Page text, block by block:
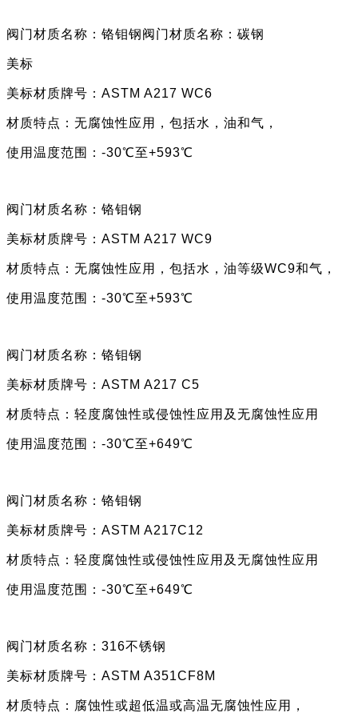
阀门材质名称：铬钼钢阀门材质名称： 碳钢
美标
美标材质牌号： ASTM A217 WC6
材质特点： 无腐蚀性应用，包括水，油和气，
使用 温度范围： -30℃至+593℃
阀门材质名称：铬钼钢
美标材质牌号： ASTM A217 WC9
材质特点： 无腐蚀性应用，包括水，油等级WC9和气，
使用 温度范围： -30℃至+593℃
阀门材质名称：铬钼钢
美标材质牌号： ASTM A217 C5
材质特点： 轻度腐蚀性或侵蚀性应用及无腐蚀性应用
使用 温度范围： -30℃至+649℃
阀门材质名称：铬钼钢
美标材质牌号： ASTM A217C12
材质特点： 轻度腐蚀性或侵蚀性应用及无腐蚀性应用
使用 温度范围： -30℃至+649℃
阀门材质名称： 316不锈钢
美标材质牌号： ASTM A351CF8M
材质特点： 腐蚀性或超低温或高温无腐蚀性应用，